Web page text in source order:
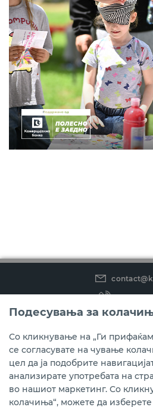
(02) 3
Преземете ја мобилната
Подесувања за
Со кликнување на „Ги
се согласувате на чување
цел да ја подобрите
анализирате употребата на
во нашиот маркетинг. Со
колачиња“, можете да